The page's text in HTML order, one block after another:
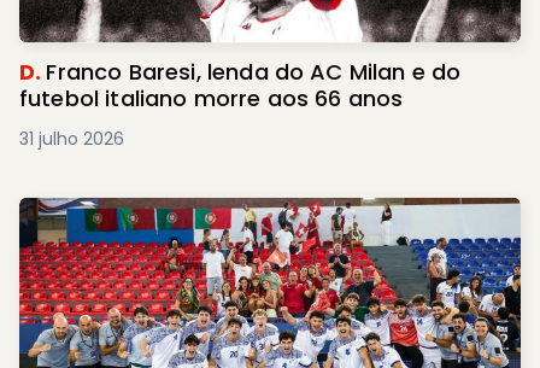
D. Franco Baresi, lenda do AC Milan e do
futebol italiano morre aos 66 anos
31 julho 2026